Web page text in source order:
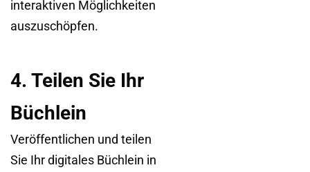
interaktiven Möglichkeiten
auszuschöpfen.
4. Teilen Sie Ihr
Büchlein
Veröffentlichen und teilen
Sie Ihr digitales Büchlein in